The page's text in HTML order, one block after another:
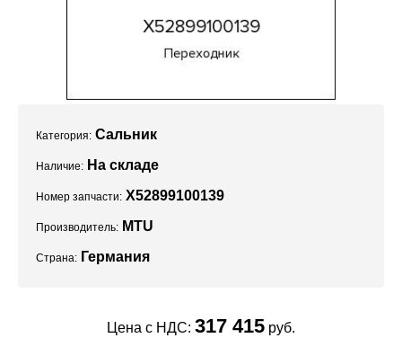
Категория: Сальник
Наличие: На складе
Номер запчасти: X52899100139
Производитель: MTU
Страна: Германия
Цена с НДС: 317 415 руб.